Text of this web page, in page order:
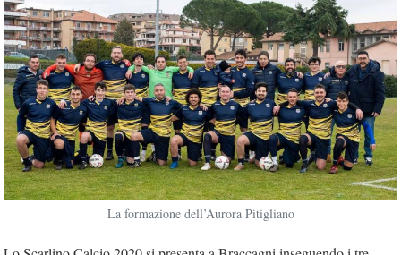
La formazione dell’Aurora Pitigliano